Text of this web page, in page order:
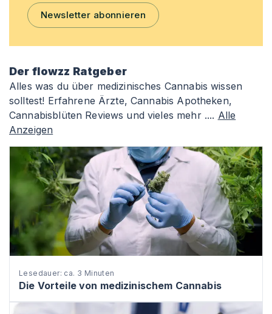
Newsletter abonnieren
Der flowzz Ratgeber
Alles was du über medizinisches Cannabis wissen
solltest! Erfahrene Ärzte, Cannabis Apotheken,
Cannabisblüten Reviews und vieles mehr .... Alle
Anzeigen
Lesedauer: ca. 3 Minuten
Die Vorteile von medizinischem Cannabis